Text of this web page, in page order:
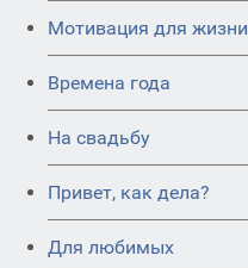
Мотивация для жизни
Времена года
На свадьбу
Привет, как дела?
Для любимых